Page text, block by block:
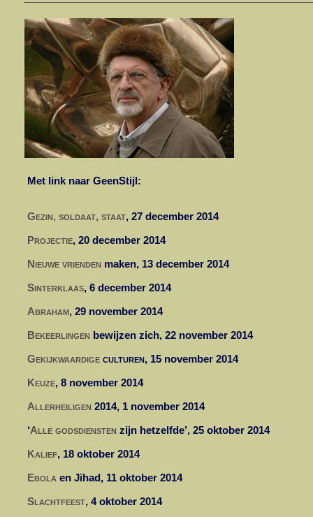
Met link naar GeenStijl:
Gezin, soldaat, staat, 27 december 2014
Projectie, 20 december 2014
Nieuwe vrienden maken, 13 december 2014
Sinterklaas, 6 december 2014
Abraham, 29 november 2014
Bekeerlingen bewijzen zich, 22 november 2014
Gekijkwaardige culturen, 15 november 2014
Keuze, 8 november 2014
Allerheiligen 2014, 1 november 2014
‘Alle godsdiensten zijn hetzelfde’, 25 oktober 2014
Kalief, 18 oktober 2014
Ebola en Jihad, 11 oktober 2014
Slachtfeest, 4 oktober 2014